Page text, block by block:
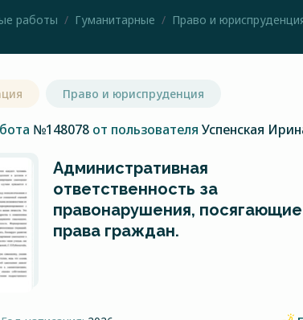
работы Гуманитарные Право и
Право и юриспруденция
№148078 от пользователя Успенская
Административная
ответственность за
правонарушения,
права граждан.